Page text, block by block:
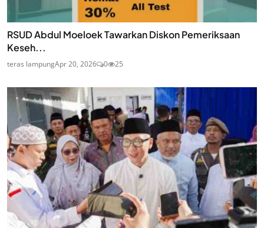
RSUD Abdul Moeloek Tawarkan Diskon Pemeriksaan
Keseh...
teras lampungApr 20, 2026 0 25